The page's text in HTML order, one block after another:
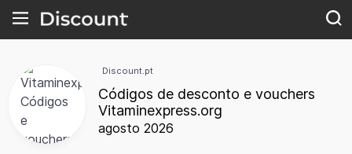
Discount.pt
Códigos de desconto e vouchers
Vitaminexpress.org
agosto 2026